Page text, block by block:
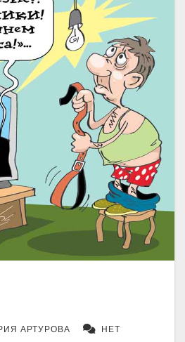
АРТУРОВА
НЕТ